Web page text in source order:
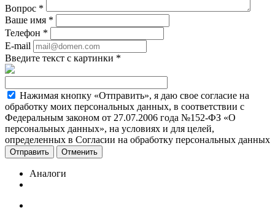
Вопрос *
Ваше имя *
Телефон *
E-mail
Введите текст с картинки *
Нажимая кнопку «Отправить», я даю свое согласие на
обработку моих персональных данных, в соответствии с
Федеральным законом от 27.07.2006 года №152-ФЗ «О
персональных данных», на условиях и для целей,
определенных в Согласии на обработку персональных данных
Отменить
Аналоги